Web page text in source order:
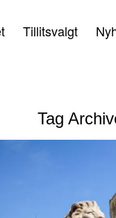
Tillitsvalgt
Tag